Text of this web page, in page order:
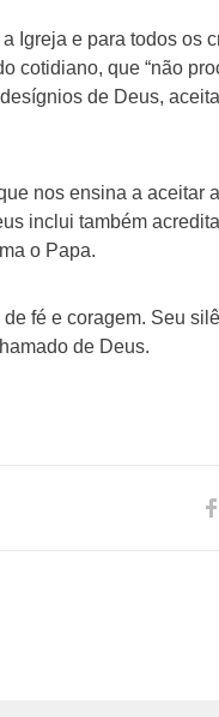
Igreja e para todos os
cotidiano, que “não
de Deus,
nos ensina a aceitar
inclui também
o Papa.
fé e coragem. Seu
de Deus.